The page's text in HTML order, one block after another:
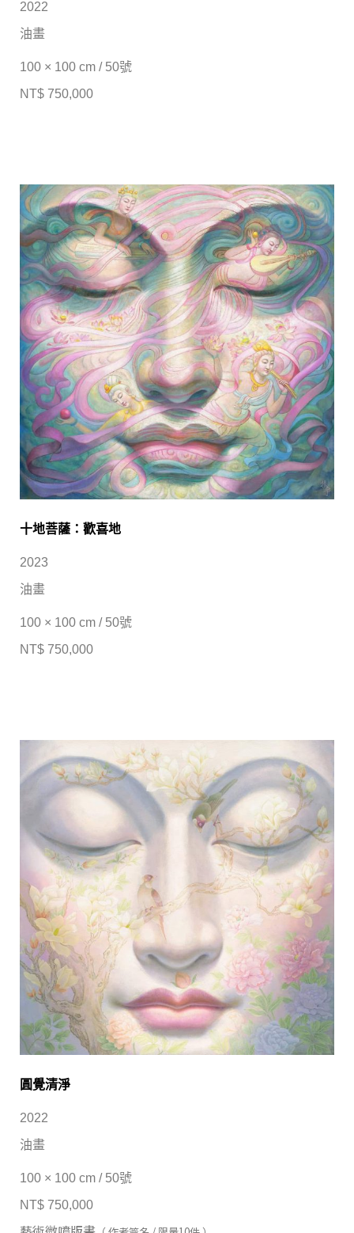
2022
油畫
100 × 100 cm / 50號
NT$ 750,000
十地菩薩：歡喜地
2023
油畫
100 × 100 cm / 50號
NT$ 750,000
圓覺清淨
2022
油畫
100 × 100 cm / 50號
NT$ 750,000